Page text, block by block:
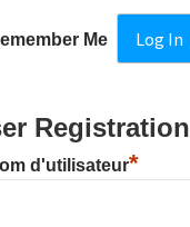
Me
Registration
d'utilisateur*